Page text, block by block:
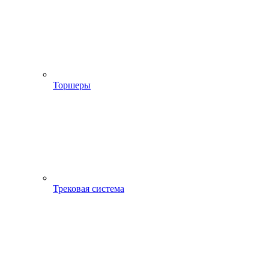
Торшеры
Трековая система